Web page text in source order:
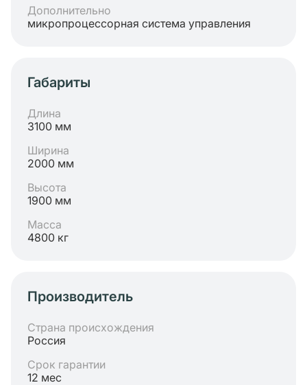
Дополнительно
микропроцессорная система управления
Габариты
Длина
3100 мм
Ширина
2000 мм
Высота
1900 мм
Масса
4800 кг
Производитель
Страна происхождения
Россия
Срок гарантии
12 мес